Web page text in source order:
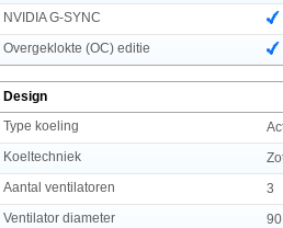
NVIDIA G-SYNC
Overgeklokte (OC) editie
Design
Type koeling
Koeltechniek
Aantal ventilatoren
3
Ventilator diameter